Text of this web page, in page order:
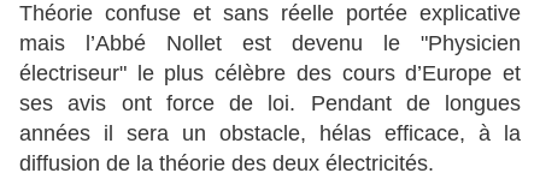
Théorie confuse et sans réelle portée explicative
mais l’Abbé Nollet est devenu le "Physicien
électriseur" le plus célèbre des cours d’Europe et
ses avis ont force de loi. Pendant de longues
années il sera un obstacle, hélas efficace, à la
diffusion de la théorie des deux électricités.